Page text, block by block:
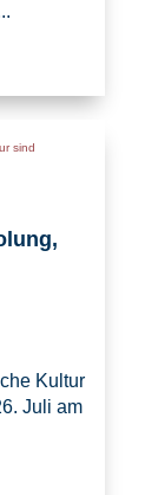
Kultur
Juli am